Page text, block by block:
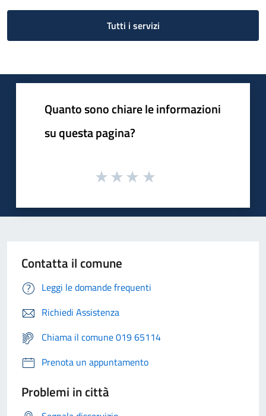
Tutti i servizi
Quanto sono chiare le informazioni
su questa pagina?
Contatta il comune
Leggi le domande frequenti
Richiedi Assistenza
Chiama il comune 019 65114
Prenota un appuntamento
Problemi in città